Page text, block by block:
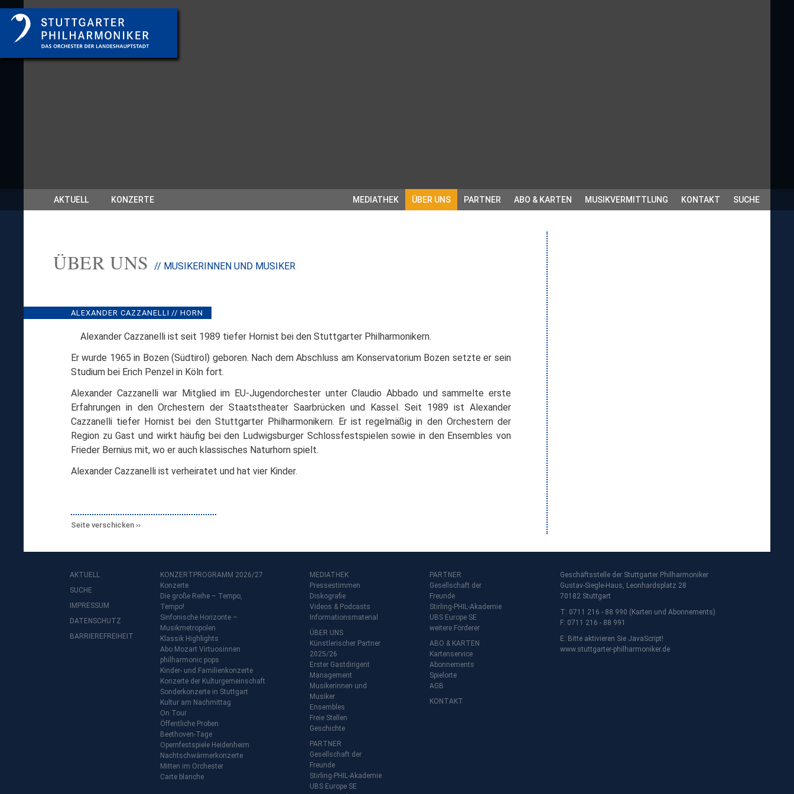
AKTUELL KONZERTE MEDIATHEK ÜBER UNS PARTNER ABO & KARTEN MUSIKVERMITTLUNG KONTAKT SUCHE
ÜBER UNS // MUSIKERINNEN UND MUSIKERALEXANDER
ALEXANDER CAZZANELLI // HORN
Alexander Cazzanelli ist seit 1989 tiefer Hornist bei den Stuttgarter Philharmonikern.
Er wurde 1965 in Bozen (Südtirol) geboren. Nach dem Abschluss am Konservatorium Bozen setzte er sein
Studium bei Erich Penzel in Köln fort.
Alexander Cazzanelli war Mitglied im EU-Jugendorchester unter Claudio Abbado und sammelte erste
Erfahrungen in den Orchestern der Staatstheater Saarbrücken und Kassel. Seit 1989 ist Alexander
Cazzanelli tiefer Hornist bei den Stuttgarter Philharmonikern. Er ist regelmäßig in den Orchestern der
Region zu Gast und wirkt häufig bei den Ludwigsburger Schlossfestspielen sowie in den Ensembles von
Frieder Bernius mit, wo er auch klassisches Naturhorn spielt.
Alexander Cazzanelli ist verheiratet und hat vier Kinder.
Seite verschicken
AKTUELL
SUCHE
IMPRESSUM
DATENSCHUTZ
BARRIEREFREIHEIT
KONZERTPROGRAMM 2026/27
Konzerte
Die große Reihe – Tempo,
Tempo!
Sinfonische Horizonte –
Musikmetropolen
Klassik Highlights
Abo Mozart Virtuosinnen
philharmonic pops
Kinder- und Familienkonzerte
Konzerte der Kulturgemeinschaft
Sonderkonzerte in Stuttgart
Kultur am Nachmittag
On Tour
Öffentliche Proben
Beethoven-Tage
Opernfestspiele Heidenheim
Nachtschwärmerkonzerte
Mitten im Orchester
Carte blanche
MEDIATHEK
Pressestimmen
Diskografie
Videos & Podcasts
Informationsmaterial
ÜBER UNS
Künstlerischer Partner
2025/26
Erster Gastdirigent
Management
Musikerinnen und
Musiker
Ensembles
Freie Stellen
Geschichte
PARTNER
Gesellschaft der
Freunde
Stirling-PHIL-Akademie
UBS Europe SE
PARTNER
Gesellschaft der
Freunde
Stirling-PHIL-Akademie
UBS Europe SE
weitere Förderer
ABO & KARTEN
Kartenservice
Abonnements
Spielorte
AGB
KONTAKT
Geschäftsstelle der Stuttgarter Philharmoniker
Gustav-Siegle-Haus, Leonhardsplatz 28
70182 Stuttgart
T: 0711 216 - 88 990 (Karten und Abonnements)
F: 0711 216 - 88 991
E: Bitte aktivieren Sie JavaScript!
www.stuttgarter-philharmoniker.de